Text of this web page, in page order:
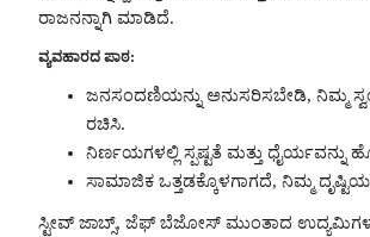
ರಾಜನನ್ನಾಗಿ ಮಾಡಿದೆ.
ವ್ಯವಹಾರದ ಪಾಠ:
ಜನಸಂದಣಿಯನ್ನು ಅನುಸರಿಸಬೇಡಿ, ನಿಮ್ಮ
ರಚಿಸಿ.
ನಿರ್ಣಯಗಳಲ್ಲಿ ಸ್ಪಷ್ಟತೆ ಮತ್ತು ಧೈರ್ಯವನ್ನು
ಸಾಮಾಜಿಕ ಒತ್ತಡಕ್ಕೊಳಗಾಗದೆ, ನಿಮ್ಮ
ಸ್ಟೀವ್ ಜಾಬ್ಸ್, ಜೆಫ್ ಬೆಜೋಸ್ ಮುಂತಾದ